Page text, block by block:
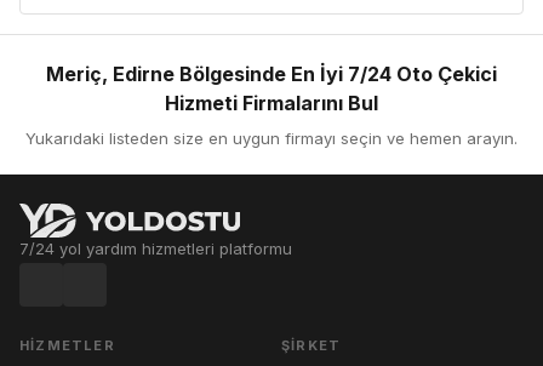
Meriç, Edirne Bölgesinde En İyi 7/24 Oto Çekici
Hizmeti Firmalarını Bul
Yukarıdaki listeden size en uygun firmayı seçin ve hemen arayın.
7/24 yol yardım hizmetleri platformu
HIZMETLER ŞIRKET